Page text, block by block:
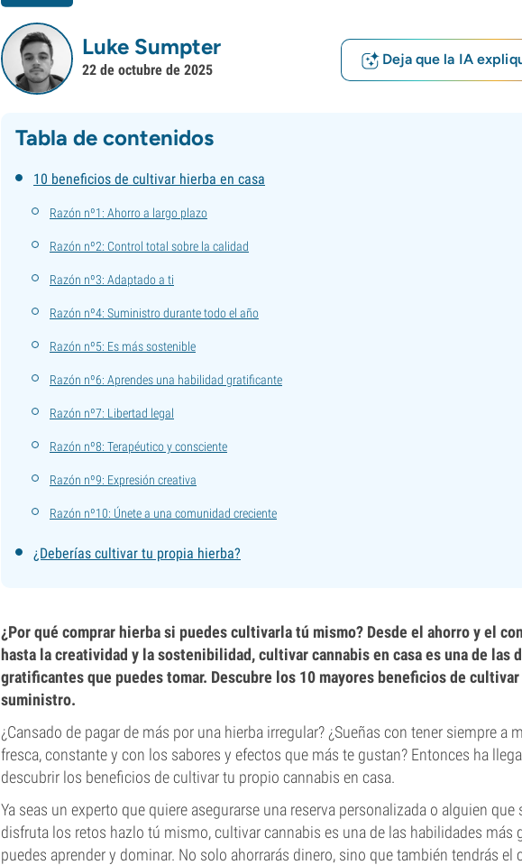
Luke Sumpter
22 de octubre de 2025
Deja que la IA
Tabla de contenidos
10 beneficios de cultivar hierba en casa
Razón nº1: Ahorro a largo plazo
Razón nº2: Control total sobre la calidad
Razón nº3: Adaptado a ti
Razón nº4: Suministro durante todo el año
Razón nº5: Es más sostenible
Razón nº6: Aprendes una habilidad gratificante
Razón nº7: Libertad legal
Razón nº8: Terapéutico y consciente
Razón nº9: Expresión creativa
Razón nº10: Únete a una comunidad creciente
¿Deberías cultivar tu propia hierba?
¿Por qué comprar hierba si puedes cultivarla tú mismo? Desde el ahorro y el
hasta la creatividad y la sostenibilidad, cultivar cannabis en casa es una de las
gratificantes que puedes tomar. Descubre los 10 mayores beneficios de
suministro.
¿Cansado de pagar de más por una hierba irregular? ¿Sueñas con tener siempre a
fresca, constante y con los sabores y efectos que más te gustan? Entonces ha
descubrir los beneficios de cultivar tu propio cannabis en casa.
Ya seas un experto que quiere asegurarse una reserva personalizada o alguien
disfruta los retos hazlo tú mismo, cultivar cannabis es una de las habilidades más
puedes aprender y dominar. No solo ahorrarás dinero, sino que también tendrás el